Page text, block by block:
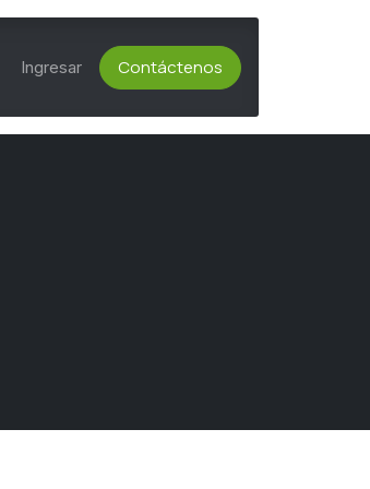
Técnica Servicio al Cliente
Ingresar Contáctenos